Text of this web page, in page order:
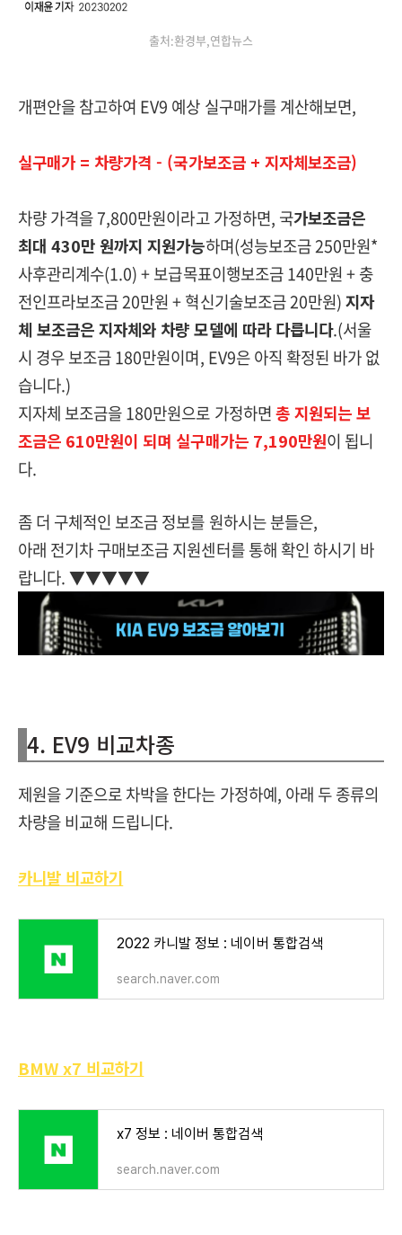
출처:환경부,연합뉴스
개편안을 참고하여 EV9 예상 실구매가를 계산해보면,
실구매가 = 차량가격 - (국가보조금 + 지자체보조금)
차량 가격을 7,800만원이라고 가정하면, 국가보조금은
최대 430만 원까지 지원가능하며(성능보조금 250만원*
사후관리계수(1.0) + 보급목표이행보조금 140만원 + 충
전인프라보조금 20만원 + 혁신기술보조금 20만원)지자
체 보조금은 지자체와 차량 모델에 따라 다릅니다.(서울
시 경우 보조금 180만원이며, EV9은 아직 확정된 바가 없
습니다.)
지자체 보조금을 180만원으로 가정하면총 지원되는 보
조금은 610만원이 되며 실구매가는 7,190만원이 됩니
다.
좀 더 구체적인 보조금 정보를 원하시는 분들은,
아래 전기차 구매보조금 지원센터를 통해 확인 하시기 바
랍니다. ▼▼▼▼▼
4. EV9 비교차종
제원을 기준으로 차박을 한다는 가정하예, 아래 두 종류의
차량을 비교해 드립니다.
카니발 비교하기
2022 카니발 정보 : 네이버 통합검색
search.naver.com
BMW x7 비교하기
x7 정보 : 네이버 통합검색
search.naver.com